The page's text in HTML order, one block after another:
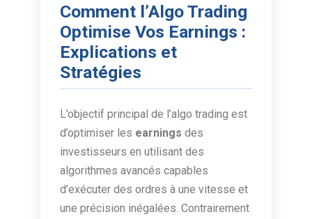
Comment l’Algo Trading
Optimise Vos Earnings :
Explications et
Stratégies
L’objectif principal de l’algo trading est
d’optimiser les earnings des
investisseurs en utilisant des
algorithmes avancés capables
d’exécuter des ordres à une vitesse et
une précision inégalées. Contrairement